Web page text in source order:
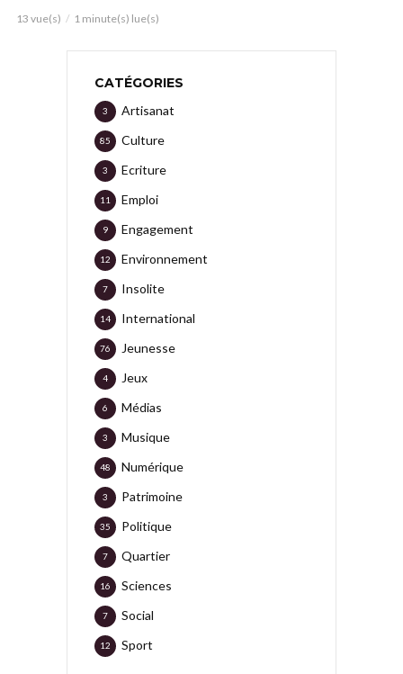
13 vue(s) 1 minute(s) lue(s)
CATÉGORIES
Artisanat
3
Culture
85
Ecriture
3
Emploi
11
Engagement
9
Environnement
12
Insolite
7
International
14
Jeunesse
76
Jeux
4
Médias
6
Musique
3
Numérique
48
Patrimoine
3
Politique
35
Quartier
7
Sciences
16
Social
7
Sport
12